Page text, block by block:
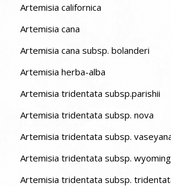
Artemisia californica
Artemisia cana
Artemisia cana subsp. bolanderi
Artemisia herba-alba
Artemisia tridentata subsp.parishii
Artemisia tridentata subsp. nova
Artemisia tridentata subsp.
Artemisia tridentata subsp.
Artemisia tridentata subsp.